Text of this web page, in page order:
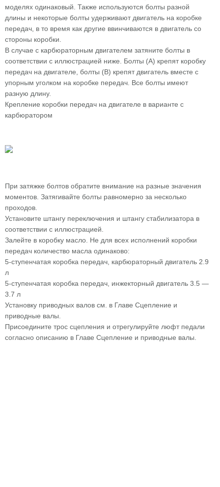
моделях одинаковый. Также используются болты разной
длины и некоторые болты удерживают двигатель на коробке
передач, в то время как другие ввинчиваются в двигатель со
стороны коробки.
В случае с карбюраторным двигателем затяните болты в
соответствии с иллюстрацией ниже. Болты (А) крепят коробку
передач на двигателе, болты (В) крепят двигатель вместе с
упорным уголком на коробке передач. Все болты имеют
разную длину.
Крепление коробки передач на двигателе в варианте с
карбюратором
При затяжке болтов обратите внимание на разные значения
моментов. Затягивайте болты равномерно за несколько
проходов.
Установите штангу переключения и штангу стабилизатора в
соответствии с иллюстрацией.
Залейте в коробку масло. Не для всех исполнений коробки
передач количество масла одинаково:
5-ступенчатая коробка передач, карбюраторный двигатель 2.9
л
5-ступенчатая коробка передач, инжекторный двигатель 3.5 —
3.7 л
Установку приводных валов см. в Главе Сцепление и
приводные валы.
Присоедините трос сцепления и отрегулируйте люфт педали
согласно описанию в Главе Сцепление и приводные валы.